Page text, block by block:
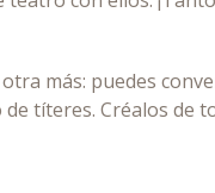
más: puedes
títeres. Créalos de